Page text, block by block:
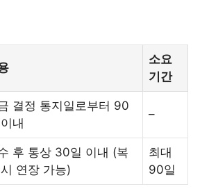
소요
기간
결정 통지일로부터 90
내
–
후 통상 30일 이내 (복
연장 가능)
최대
90일